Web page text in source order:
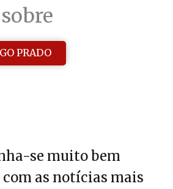
PRADO
se muito bem
as notícias mais